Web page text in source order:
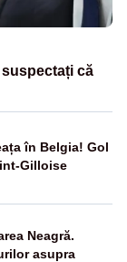
că
în Belgia! Gol
Gilloise
Neagră.
asupra